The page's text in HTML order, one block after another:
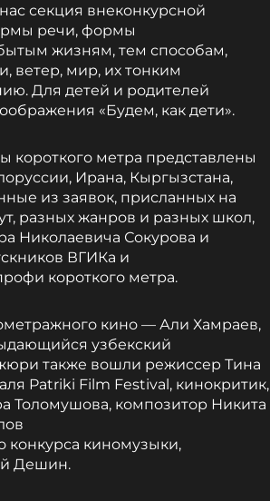
секция внеконкурсной
речи, формы
жизням, тем способам,
ветер, мир, их тонким
Для детей и родителей
«Будем, как дети».
короткого метра представлены
Ирана, Кыргызстана,
из заявок, присланных на
разных жанров и разных школ,
Николаевича Сокурова и
ВГИКа и
короткого метра.
кино — Али Хамраев,
узбекский
также вошли режиссер Тина
Patriki Film Festival, кинокритик,
Толомушова, композитор Никита
конкурса киномузыки,
Дешин.